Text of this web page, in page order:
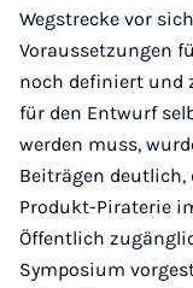
Wegstrecke vor
Voraussetzungen
noch definiert und
für den Entwurf
werden muss,
Beiträgen deutlich,
Produkt-Piraterie
Öffentlich
Symposium